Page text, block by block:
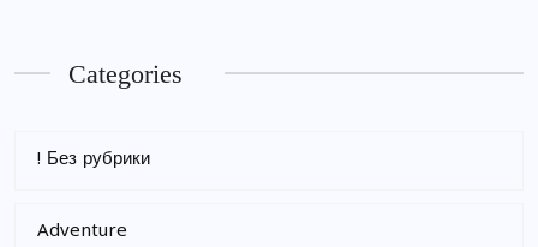
Categories
! Без рубрики
Adventure